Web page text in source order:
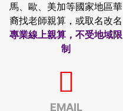
馬、歐、美加等國家地區華
裔找老師親算，或取名改名
專業線上親算，不受地域限
制
EMAIL